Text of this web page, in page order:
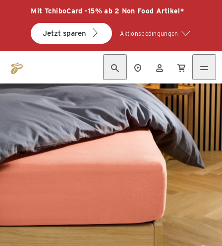
Mit TchiboCard -15% ab 2 Non Food Artikel*
Jetzt sparen Aktionsbedingungen